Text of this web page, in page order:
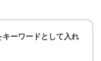
ーワードとして入れ